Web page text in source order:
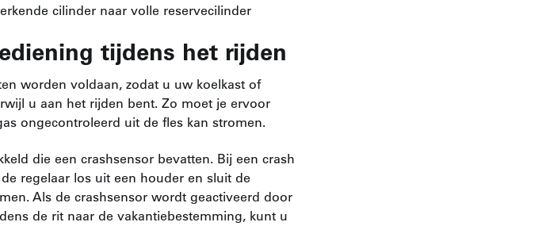
cilinder naar volle reservecilinder
tijdens het rijden
worden voldaan, zodat u uw koelkast of
u aan het rijden bent. Zo moet je ervoor
ongecontroleerd uit de fles kan stromen.
die een crashsensor bevatten. Bij een crash
regelaar los uit een houder en sluit de
Als de crashsensor wordt geactiveerd door
de rit naar de vakantiebestemming, kunt u